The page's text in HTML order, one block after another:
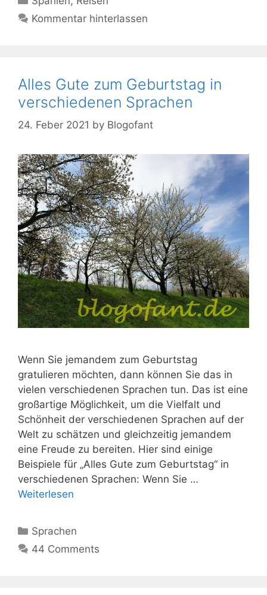
Kommentar hinterlassen
Alles Gute zum Geburtstag in
verschiedenen Sprachen
24. Feber 2021 by Blogofant
Wenn Sie jemandem zum Geburtstag
gratulieren möchten, dann können Sie das in
vielen verschiedenen Sprachen tun. Das ist eine
großartige Möglichkeit, um die Vielfalt und
Schönheit der verschiedenen Sprachen auf der
Welt zu schätzen und gleichzeitig jemandem
eine Freude zu bereiten. Hier sind einige
Beispiele für „Alles Gute zum Geburtstag“ in
verschiedenen Sprachen: Wenn Sie …
Weiterlesen
Kategorien
Sprachen
44 Comments